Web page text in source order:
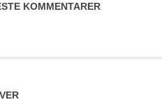
KOMMENTARER